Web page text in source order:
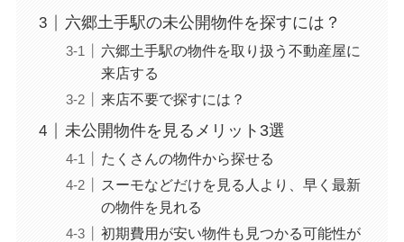
六郷土手駅の未公開物件を探すには？
六郷土手駅の物件を取り扱う不動産屋に
来店する
来店不要で探すには？
未公開物件を見るメリット3選
たくさんの物件から探せる
スーモなどだけを見る人より、早く最新
の物件を見れる
初期費用が安い物件も見つかる可能性が